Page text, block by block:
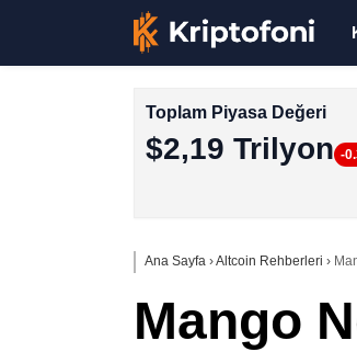
Toplam Piyasa Değeri
$2,19 Trilyon -
Ana Sayfa ›Altcoin Rehberleri ›
Mango